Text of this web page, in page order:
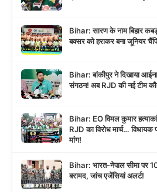
Bihar: सारण के नाम बिहार
बक्सर को हराकर बना जूनियर
Bihar: बांकीपुर ने दिखाया
संगठन! अब RJD की नई टीम
Bihar: EO विमल कुमार
RJD का विरोध मार्च…
मांग!
Bihar: भारत-नेपाल सीमा पर
बरामद, जांच एजेंसियां अलर्ट!